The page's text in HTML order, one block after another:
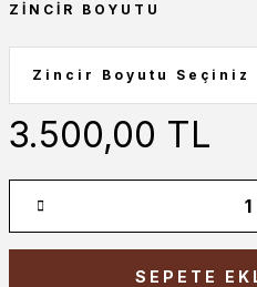
ZINCIR BOYUTU
3.500,00 TL
SEPETE